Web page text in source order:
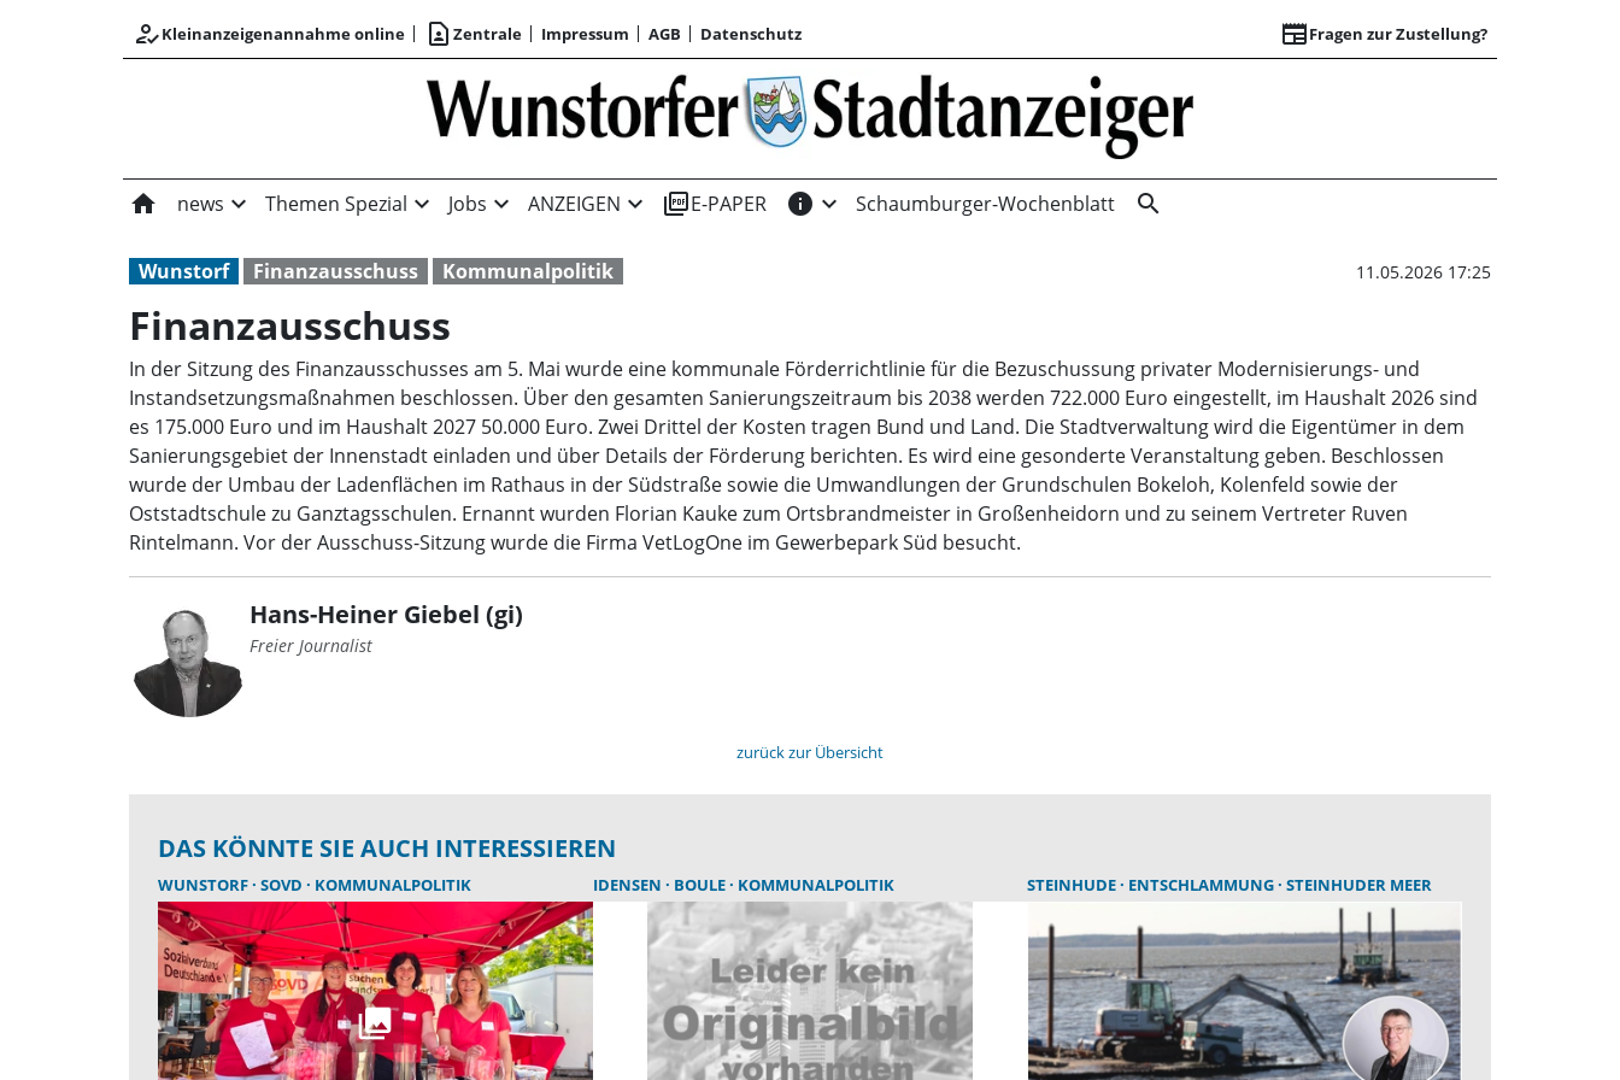
how_to_regKleinanzeigenannahme online contact_page Zentrale Impressum AGB Datenschutz newspaperFragen zur Zustellung?
Finanzausschuss
home news expand_more Themen Spezial expand_more Jobs expand_more ANZEIGEN expand_more picture_as_pdfE-PAPER info expand_more Schaumburger-Wochenblatt search
Wunstorf Finanzausschuss Kommunalpolitik 11.05.2026 17:25
Finanzausschuss
In der Sitzung des Finanzausschusses am 5. Mai wurde eine kommunale Förderrichtlinie für die Bezuschussung privater Modernisierungs- und
Instandsetzungsmaßnahmen beschlossen. Über den gesamten Sanierungszeitraum bis 2038 werden 722.000 Euro eingestellt, im Haushalt 2026 sind
es 175.000 Euro und im Haushalt 2027 50.000 Euro. Zwei Drittel der Kosten tragen Bund und Land. Die Stadtverwaltung wird die Eigentümer in dem
Sanierungsgebiet der Innenstadt einladen und über Details der Förderung berichten. Es wird eine gesonderte Veranstaltung geben. Beschlossen
wurde der Umbau der Ladenflächen im Rathaus in der Südstraße sowie die Umwandlungen der Grundschulen Bokeloh, Kolenfeld sowie der
Oststadtschule zu Ganztagsschulen. Ernannt wurden Florian Kauke zum Ortsbrandmeister in Großenheidorn und zu seinem Vertreter Ruven
Rintelmann. Vor der Ausschuss-Sitzung wurde die Firma VetLogOne im Gewerbepark Süd besucht.
Hans-Heiner Giebel (gi)
Freier Journalist
zurück zur Übersicht
DAS KÖNNTE SIE AUCH INTERESSIEREN
WUNSTORF SOVD KOMMUNALPOLITIK IDENSEN BOULE KOMMUNALPOLITIK STEINHUDE ENTSCHLAMMUNG STEINHUDER MEER